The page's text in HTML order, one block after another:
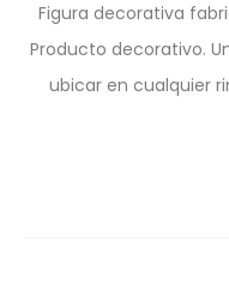
Figura decorativa
Producto decorativo.
ubicar en cualquier